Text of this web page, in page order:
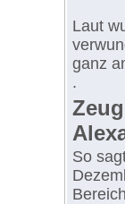
Laut
ganz
.
So